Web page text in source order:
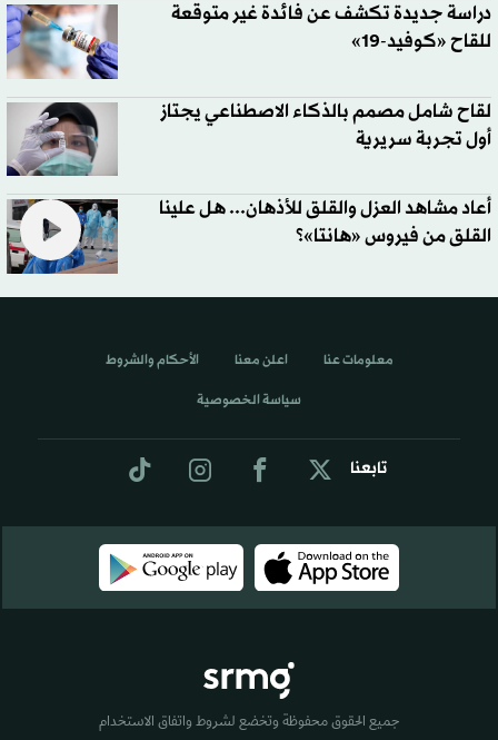
دراسة جديدة تكشف عن فائدة غير متوقعة
للقاح «كوفيد-19»
لقاح شامل مصمم بالذكاء الاصطناعي يجتاز
أول تجربة سريرية
أعاد مشاهد العزل والقلق للأذهان... هل علينا
القلق من فيروس «هانتا»؟
تابعنا
معلومات عنا اعلن معنا الأحكام والشروط
سياسة الخصوصية
جميع الحقوق محفوظة وتخضع لشروط واتفاق الاستخدام